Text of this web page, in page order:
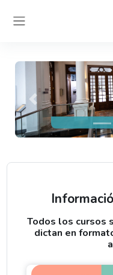
Anterior
Todos los cursos
dictan en